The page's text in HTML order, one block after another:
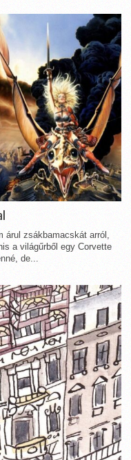
zsákbamacskát arról,
a világűrből egy Corvette
de...